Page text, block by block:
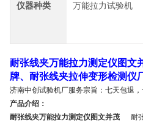
仪器种类 万能拉力试验机
耐张线夹万能拉力测定仪图文
牌、耐张线夹拉伸变形检测仪
济南中创试验机厂服务宗旨：七天包退
产品介绍：
耐张线夹万能拉力测定仪图文并茂
耐